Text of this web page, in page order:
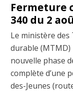
Fermeture
340 du 2
Le ministère
durable
nouvelle phase
complète d’une
des-Jeunes